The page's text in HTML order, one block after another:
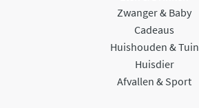
Zwanger & Baby
Cadeaus
Huishouden & Tuin
Huisdier
Afvallen & Sport